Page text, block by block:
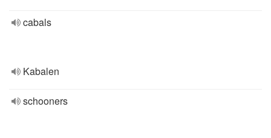
cabals
Kabalen
schooners